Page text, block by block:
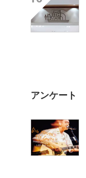
アンケート